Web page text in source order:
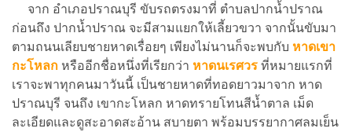
จาก อำเภอปราณบุรี ขับรถตรงมาที่ ตำบลปากน้ำปราณ
ก่อนถึง ปากน้ำปราณ จะมีสามแยกให้เลี้ยวขวา จากนั้นขับมา
ตามถนนเลียบชายหาดเรื่อยๆ เพียงไม่นานก็จะพบกับ หาดเขา
กะโหลก หรืออีกชื่อหนึ่งที่เรียกว่า หาดนเรศวร ที่หมายแรกที่
เราจะพาทุกคนมาวันนี้ เป็นชายหาดที่ทอดยาวมาจาก หาด
ปราณบุรี จนถึง เขากะโหลก หาดทรายโทนสีน้ำตาล เม็ด
ละเอียดและดูสะอาดสะอ้าน สบายตา พร้อมบรรยากาศลมเย็น